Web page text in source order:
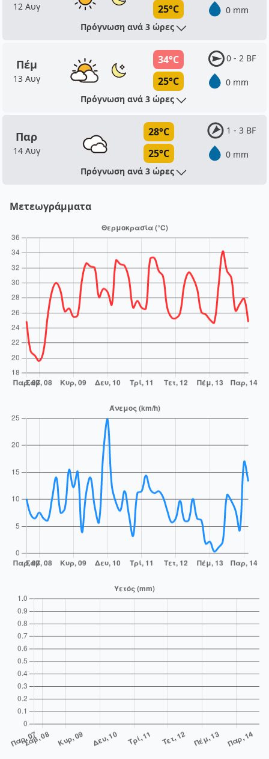
12 Αυγ
25°C
0 mm
Πρόγνωση ανά 3 ώρες
Πέμ
13 Αυγ
34°C
25°C
0 - 2 BF
0 mm
Πρόγνωση ανά 3 ώρες
Παρ
14 Αυγ
28°C
25°C
1 - 3 BF
0 mm
Πρόγνωση ανά 3 ώρες
Μετεωγράμματα